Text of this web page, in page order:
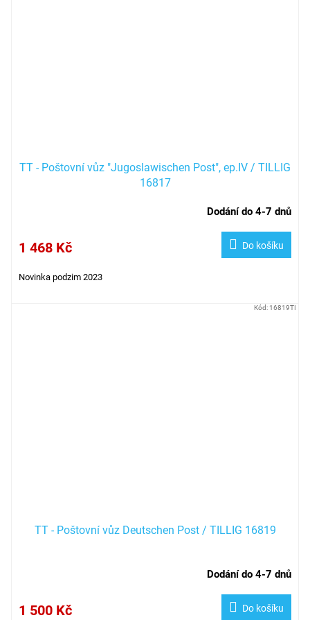
TT - Poštovní vůz "Jugoslawischen Post", ep.IV / TILLIG
16817
Dodání do 4-7 dnů
1 468 Kč Do košíku
Novinka podzim 2023
TT - Poštovní vůz Deutschen Post / TILLIG 16819
Dodání do 4-7 dnů
1 500 Kč Do košíku
Kód: 16819TI